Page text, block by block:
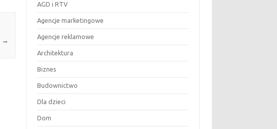
→
AGD i RTV
Agencje marketingowe
Agencje reklamowe
Architektura
Biznes
Budownictwo
Dla dzieci
Dom